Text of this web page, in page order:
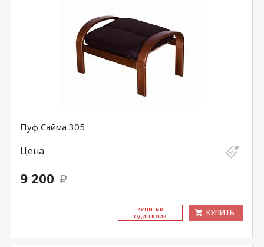
Пуф Сайма 305
Цена
9 200
КУ­ПИТЬ В
ОДИН КЛИК
КУПИТЬ